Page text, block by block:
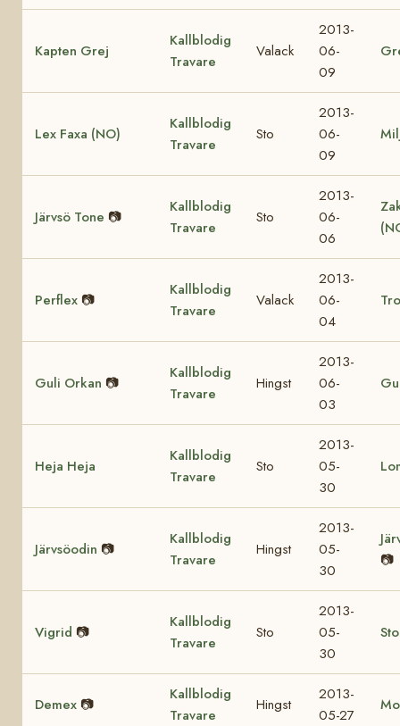
Kapten Grej
Kallblodig
Travare
Valack
2013-
06-
09
Lex Faxa (NO)
Kallblodig
Travare
Sto
2013-
06-
09
Järvsö Tone 📷
Kallblodig
Travare
Sto
2013-
06-
06
Perflex 📷
Kallblodig
Travare
Valack
2013-
06-
04
Guli Orkan 📷
Kallblodig
Travare
Hingst
2013-
06-
03
Heja Heja
Kallblodig
Travare
Sto
2013-
05-
30
Järvsöodin 📷
Kallblodig
Travare
Hingst
2013-
05-
30
📷
Vigrid 📷
Kallblodig
Travare
Sto
2013-
05-
30
Demex 📷
Kallblodig
Travare
Hingst
2013-
05-27